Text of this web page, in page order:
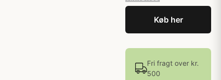
Køb her
Fri fragt over kr.
500